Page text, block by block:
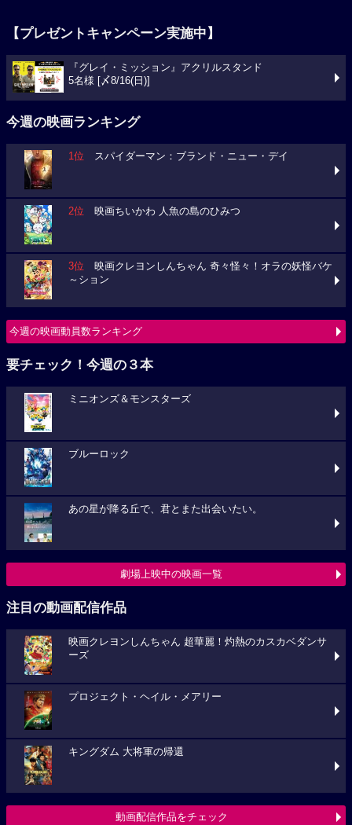
【プレゼントキャンペーン実施中】
『グレイ・ミッション』アクリルスタンド
5名様 [〆8/16(日)]
今週の映画ランキング
1位 スパイダーマン：ブランド・ニュー・デイ
2位 映画ちいかわ 人魚の島のひみつ
3位 映画クレヨンしんちゃん 奇々怪々！オラの妖怪バケ
～ション
今週の映画動員数ランキング
要チェック！今週の３本
ミニオンズ＆モンスターズ
ブルーロック
あの星が降る丘で、君とまた出会いたい。
劇場上映中の映画一覧
注目の動画配信作品
映画クレヨンしんちゃん 超華麗！灼熱のカスカベダンサ
ーズ
プロジェクト・ヘイル・メアリー
キングダム 大将軍の帰還
動画配信作品をチェック